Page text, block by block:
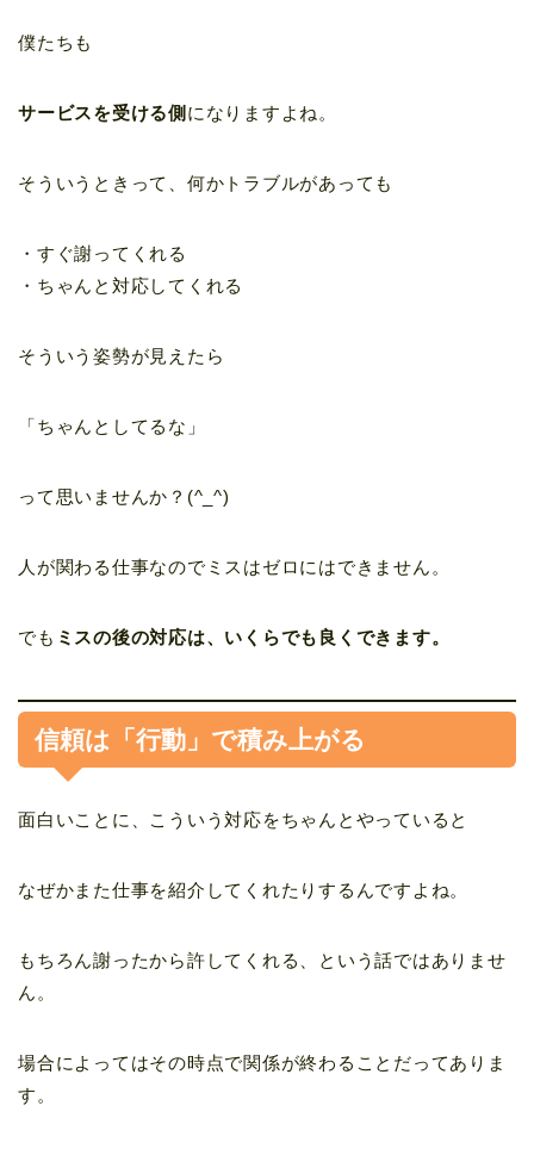
僕たちも
サービスを受ける側 になりますよね。
そういうときって、何かトラブルがあっても
・すぐ謝ってくれる
・ちゃんと対応してくれる
そういう姿勢が見えたら
「ちゃんとしてるな」
って思いませんか？(^_^)
人が関わる仕事なのでミスはゼロにはできません。
でも ミスの後の対応は、いくらでも良くできます。
信頼は「行動」で積み上がる
面白いことに、こういう対応をちゃんとやっていると
なぜかまた仕事を紹介してくれたりするんですよね。
もちろん謝ったから許してくれる、という話ではありませ
ん。
場合によってはその時点で関係が終わることだってありま
す。